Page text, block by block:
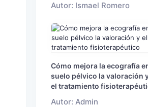
Autor: Ismael Romero
Cómo mejora la ecografía
suelo pélvico la valoración
el tratamiento
Autor: Admin